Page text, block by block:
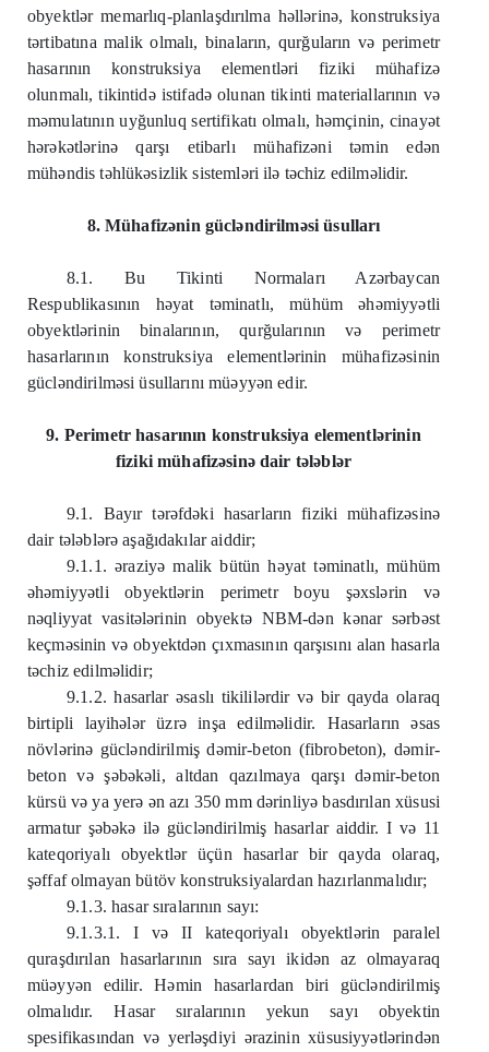
obyektlər memarlıq-planlaşdırılma həllərinə, konstruksiya
tərtibatına malik olmalı, binaların, qurğuların və perimetr
hasarının konstruksiya elementləri fiziki mühafizə
olunmalı, tikintidə istifadə olunan tikinti materiallarının və
məmulatının uyğunluq sertifikatı olmalı, həmçinin, cinayət
hərəkətlərinə qarşı etibarlı mühafizəni təmin edən
mühəndis təhlükəsizlik sistemləri ilə təchiz edilməlidir.
8. Mühafizənin gücləndirilməsi üsulları
8.1. Bu Tikinti Normaları Azərbaycan
Respublikasının həyat təminatlı, mühüm əhəmiyyətli
obyektlərinin binalarının, qurğularının və perimetr
hasarlarının konstruksiya elementlərinin mühafizəsinin
gücləndirilməsi üsullarını müəyyən edir.
9. Perimetr hasarının konstruksiya elementlərinin
fiziki mühafizəsinə dair tələblər
9.1. Bayır tərəfdəki hasarların fiziki mühafizəsinə
dair tələblərə aşağıdakılar aiddir;
9.1.1. əraziyə malik bütün həyat təminatlı, mühüm
əhəmiyyətli obyektlərin perimetr boyu şəxslərin və
nəqliyyat vasitələrinin obyektə NBM-dən kənar sərbəst
keçməsinin və obyektdən çıxmasının qarşısını alan hasarla
təchiz edilməlidir;
9.1.2. hasarlar əsaslı tikililərdir və bir qayda olaraq
birtipli layihələr üzrə inşa edilməlidir. Hasarların əsas
növlərinə gücləndirilmiş dəmir-beton (fibrobeton), dəmir-
beton və şəbəkəli, altdan qazılmaya qarşı dəmir-beton
kürsü və ya yerə ən azı 350 mm dərinliyə basdırılan xüsusi
armatur şəbəkə ilə gücləndirilmiş hasarlar aiddir. I və 11
kateqoriyalı obyektlər üçün hasarlar bir qayda olaraq,
şəffaf olmayan bütöv konstruksiyalardan hazırlanmalıdır;
9.1.3. hasar sıralarının sayı:
9.1.3.1. I və II kateqoriyalı obyektlərin paralel
quraşdırılan hasarlarının sıra sayı ikidən az olmayaraq
müəyyən edilir. Həmin hasarlardan biri gücləndirilmiş
olmalıdır. Hasar sıralarının yekun sayı obyektin
spesifikasından və yerləşdiyi ərazinin xüsusiyyətlərindən